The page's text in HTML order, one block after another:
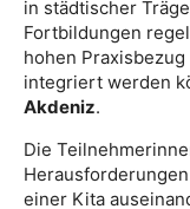
in städtischer
Fortbildungen
hohen
integriert werden
Akdeniz.
Die
einer Kita